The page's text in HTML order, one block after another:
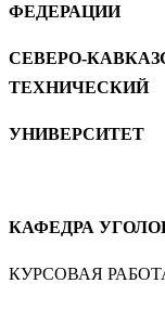
ФЕДЕРАЦИИ
СЕВЕРО-
ТЕХНИЧЕСКИЙ
УНИВЕРСИТЕТ
КАФЕДРА
КУРСОВАЯ